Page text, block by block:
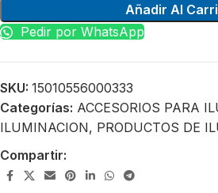
Añadir Al
Pedir por WhatsApp
SKU: 15010556000333
Categorías: ACCESORIOS PARA
ILUMINACION, PRODUCTOS DE
Compartir: